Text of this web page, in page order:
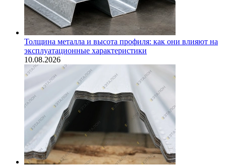
Толщина металла и высота профиля: как они влияют на
эксплуатационные характеристики
10.08.2026